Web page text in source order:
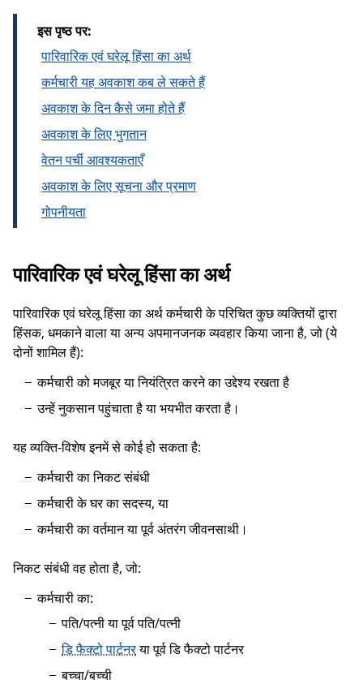
इस पृष्ठ पर:
पारिवारिक एवं घरेलू हिंसा का अर्थ
कर्मचारी यह अवकाश कब ले सकते हैं
अवकाश के दिन कैसे जमा होते हैं
अवकाश के लिए भुगतान
वेतन पर्ची आवश्यकताएँ
अवकाश के लिए सूचना और प्रमाण
गोपनीयता
पारिवारिक एवं घरेलू हिंसा का अर्थ
पारिवारिक एवं घरेलू हिंसा का अर्थ कर्मचारी के परिचित कुछ व्यक्तियों द्वारा
हिंसक, धमकाने वाला या अन्य अपमानजनक व्यवहार किया जाना है, जो (ये
दोनों शामिल हैं):
कर्मचारी को मजबूर या नियंत्रित करने का उद्देश्य रखता है
उन्हें नुकसान पहुंचाता है या भयभीत करता है।
यह व्यक्ति-विशेष इनमें से कोई हो सकता है:
कर्मचारी का निकट संबंधी
कर्मचारी के घर का सदस्य, या
कर्मचारी का वर्तमान या पूर्व अंतरंग जीवनसाथी।
निकट संबंधी वह होता है, जो:
कर्मचारी का:
पति/पत्नी या पूर्व पति/पत्नी
डि फैक्टो पार्टनरया पूर्व डि फैक्टो पार्टनर
बच्चा/बच्ची